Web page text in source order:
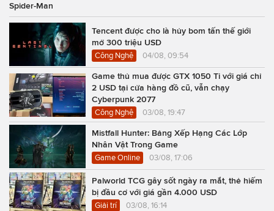
Spider-Man
Tencent được cho là hủy bom tấn thế giới
mở 300 triệu USD
Công Nghệ 04/08, 09:54
Game thủ mua được GTX 1050 Ti với giá chỉ
2 USD tại cửa hàng đồ cũ, vẫn chạy
Cyberpunk 2077
Công Nghệ 03/08, 19:47
Mistfall Hunter: Bảng Xếp Hạng Các Lớp
Nhân Vật Trong Game
Game Online 03/08, 17:06
Palworld TCG gây sốt ngày ra mắt, thẻ hiếm
bị đầu cơ với giá gần 4.000 USD
Giải trí 03/08, 16:14